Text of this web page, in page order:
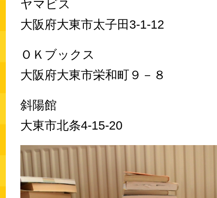
ヤマビス
大阪府大東市太子田3-1-12
ＯＫブックス
大阪府大東市栄和町９－８
斜陽館
大東市北条4-15-20